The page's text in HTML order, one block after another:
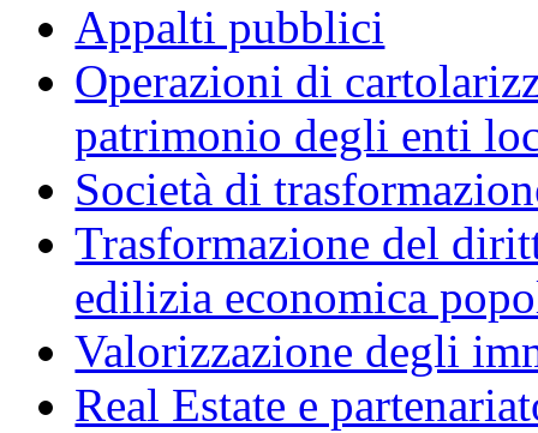
Appalti pubblici
Operazioni di
patrimonio degli enti
Società di
Trasformazione del
edilizia economica
Valorizzazione degli
Real Estate e